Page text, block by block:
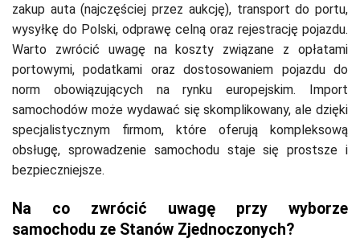
zakup auta (najczęściej przez aukcję), transport do portu,
wysyłkę do Polski, odprawę celną oraz rejestrację pojazdu.
Warto zwrócić uwagę na koszty związane z opłatami
portowymi, podatkami oraz dostosowaniem pojazdu do
norm obowiązujących na rynku europejskim. Import
samochodów może wydawać się skomplikowany, ale dzięki
specjalistycznym firmom, które oferują kompleksową
obsługę, sprowadzenie samochodu staje się prostsze i
bezpieczniejsze.
Na co zwrócić uwagę przy wyborze
samochodu ze Stanów Zjednoczonych?